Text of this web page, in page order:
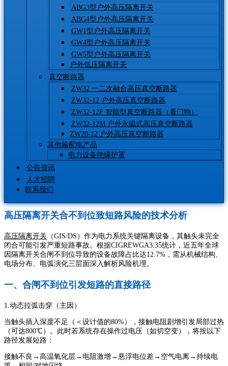
ABG3型户外高压隔离开关
ABG4型户外高压隔离开关
GW1型户外高压隔离开关
GW4型户外高压隔离开关
GW5型户外高压隔离开关
户外低压隔离开关
真空断路器
ZW32 一二次融合高压真空断路器
ZW32-12 户外高压真空断路器
ZW32-12F 智能型真空断路器（看门狗）
ZW32-12M 户外永磁式高压真空断路器
ZW20-12 户外高压真空断路器
其他输配电产品
电力设备绝缘护罩
公告资讯
人才招聘
联系我们
高压隔离开关合不到位致短路风险的技术分析
高压隔离开关 （GIS/DS）作为电力系统关键隔离设备，其触头未完全
闭合可能引发严重短路事故。根据CIGREWGA3.35统计，近五年全球
因隔离开关合闸不到位导致的设备故障占比达12.7%，需从机械结构、
电场分布、电弧演化三层面深入解析风险机理。
一、合闸不到位引发短路的直接路径
1.动态拉弧击穿（主因）
当触头插入深度不足（＜设计值的80%），接触电阻剧增引发局部过热
（可达800℃）。此时若系统存在操作过电压（如切空变），将按以下
路径发展短路：
接触不良→高温氧化层→电阻激增→悬浮电位差→空气电离→持续电